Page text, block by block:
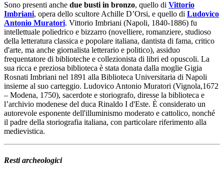
Sono presenti anche due busti in bronzo, quello di Vittorio
Imbriani, opera dello scultore Achille D’Orsi, e quello di Ludovico
Antonio Muratori. Vittorio Imbriani (Napoli, 1840-1886) fu
intellettuale poliedrico e bizzarro (novelliere, romanziere, studioso
della letteratura classica e popolare italiana, dantista di fama, critico
d'arte, ma anche giornalista letterario e politico), assiduo
frequentatore di biblioteche e collezionista di libri ed opuscoli. La
sua ricca e preziosa biblioteca è stata donata dalla moglie Gigia
Rosnati Imbriani nel 1891 alla Biblioteca Universitaria di Napoli
insieme al suo carteggio. Ludovico Antonio Muratori (Vignola,1672
– Modena, 1750), sacerdote e storiografo, diresse la biblioteca e
l’archivio modenese del duca Rinaldo I d'Este. È considerato un
autorevole esponente dell'illuminismo moderato e cattolico, nonché
il padre della storiografia italiana, con particolare riferimento alla
medievistica.
Resti archeologici